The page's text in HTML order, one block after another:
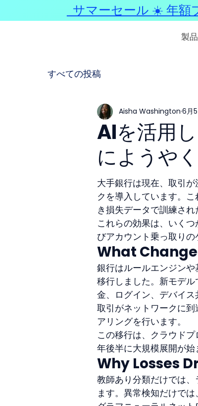
製
すべての投稿
AIを活用
にようや
Aisha Washington 6月
大手銀行は現在、取引
クを導入しています。
き損失データで訓練さ
これらの効果は、いく
びアカウント乗っ取り
What
銀行はルールエンジン
移行しました。新モデ
金、ログイン、デバイス
取引がネットワークに
アリングを行います。
この移行は、クラウド
年後半に大規模展開が始
Why Losses
教師あり分類だけでは
ます。異常検知だけで
サマーセール ☀️ 年額